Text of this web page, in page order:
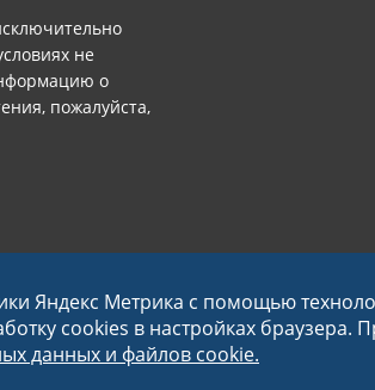
не
о
пожалуйста,
данных
Яндекс Метрика с помощью
cookies в настройках браузера.
данных и файлов cookie.